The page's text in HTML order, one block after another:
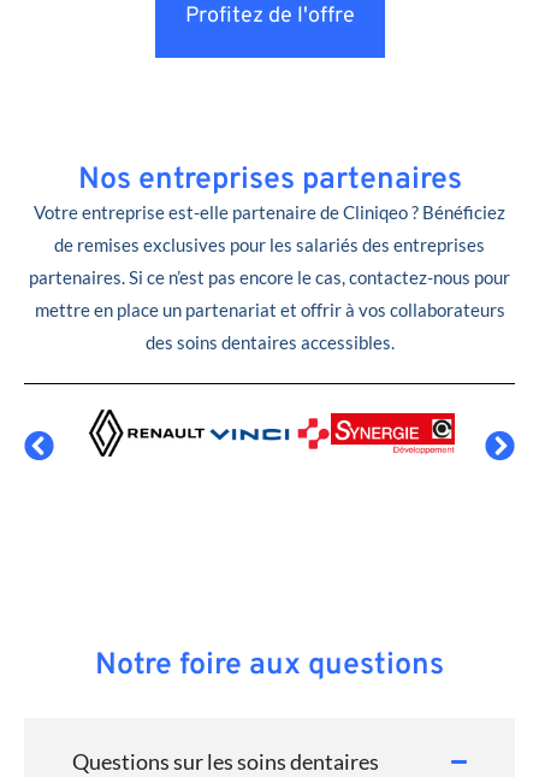
Profitez de l'offre
Nos entreprises partenaires
Votre entreprise est-elle partenaire de Cliniqeo ? Bénéficiez
de remises exclusives pour les salariés des entreprises
partenaires. Si ce n’est pas encore le cas, contactez-nous pour
mettre en place un partenariat et offrir à vos collaborateurs
des soins dentaires accessibles.
Notre foire aux questions
Questions sur les soins dentaires